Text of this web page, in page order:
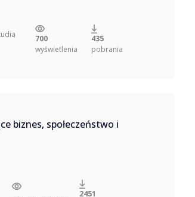
700
wyświetlenia
435
pobrania
biznes, społeczeństwo i
2451